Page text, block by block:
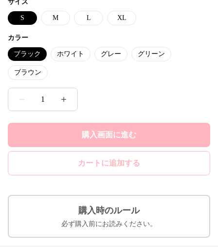
サイズ
S M L XL
カラー
ブラック ホワイト グレー グリーン
ブラウン
1
購入画面に進む
カートに追加する
購入時のルール
必ず購入前にお読みください。